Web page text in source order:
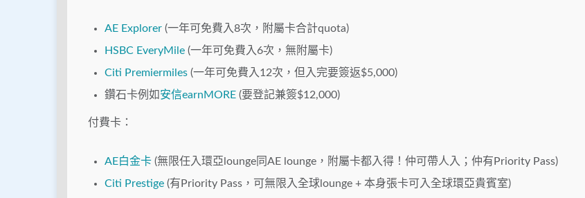
AE Explorer (一年可免費入8次，附屬卡合計quota)
HSBC EveryMile (一年可免費入6次，無附屬卡)
Citi Premiermiles (一年可免費入12次，但入完要簽返$5,000)
鑽石卡例如安信earnMORE (要登記兼簽$12,000)
付費卡：
AE白金卡 (無限任入環亞lounge同AE lounge，附屬卡都入得！仲可帶人入；仲有Priority Pass)
Citi Prestige (有Priority Pass，可無限入全球lounge + 本身張卡可入全球環亞貴賓室)